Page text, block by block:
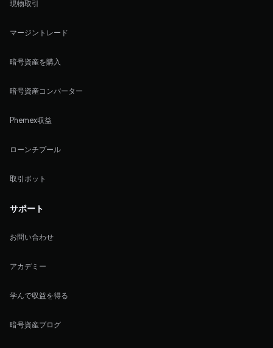
現物取引
マージントレード
暗号資産を購入
暗号資産コンバーター
Phemex収益
ローンチプール
取引ボット
サポート
お問い合わせ
アカデミー
学んで収益を得る
暗号資産ブログ